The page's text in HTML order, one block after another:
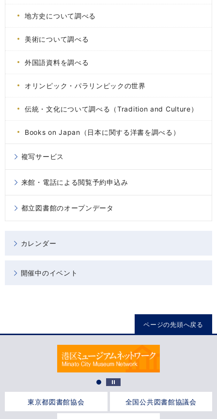
地方史について調べる
美術について調べる
外国語資料を調べる
オリンピック・パラリンピックの世界
伝統・文化について調べる（Tradition and Culture）
Books on Japan（日本に関する洋書を調べる）
複写サービス
来館・電話による閲覧予約申込み
都立図書館のオープンデータ
カレンダー
開催中のイベント
ページの先頭へ戻る
東京都図書館協会 全国公共図書館協議会